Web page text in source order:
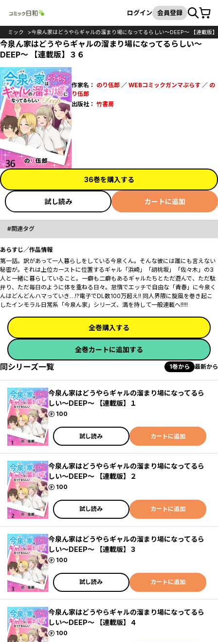
検索
ログイン 会員登録カート
コミック 今泉ん家はどうやらギャルの溜まり場になってるらしい～DEEP～ 【連載版】
今泉ん家はどうやらギャルの溜まり場になってるらしい～
DEEP～ 【連載版】３６
作家名： のり伍郎／ WEBコミックガンマぷらす／ の
り伍郎
出版社： 竹書房
36巻を購入する
試し読み カートに追加
関連タグ
あらすじ／作品情報
第一話。訳があって一人暮らしをしている今泉くん。そんな彼には誰にも言えない
秘密が。それは上位カーストに位置するギャル「浜崎」「胡桃坂」「佐々木」の3
人と一緒に暮らしていること――。一癖も二癖もあるギャルたちとただ遊んで、ただ駄
弁り、ただ毎日のように体を重ねる日々。怠惰でエッチで自由な「青春」に今泉く
んはどんどんハマっていき…!?電子でDL数100万超え!! 同人界隈に旋風を巻き起こ
したインモラル日常系「今泉ん家」シリーズ、満を持して一般連載へ!!!!!
全巻購入する
全巻カートに追加する
同シリーズ一覧 1巻から 最新から
今泉ん家はどうやらギャルの溜まり場になってるら
しい～DEEP～ 【連載版】１
100
ポイント
試し読み カートに追加
今泉ん家はどうやらギャルの溜まり場になってるら
しい～DEEP～ 【連載版】２
100
ポイント
試し読み カートに追加
今泉ん家はどうやらギャルの溜まり場になってるら
しい～DEEP～ 【連載版】３
100
ポイント
試し読み カートに追加
今泉ん家はどうやらギャルの溜まり場になってるら
しい～DEEP～ 【連載版】４
100
ポイント